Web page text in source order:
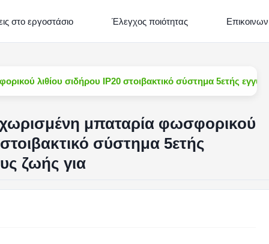
στο εργοστάσιο Έλεγχος ποιότητας
λιθίου σιδήρου IP20 στοιβακτικό σύστημα 5ετής
μπαταρία φωσφορικού
σύστημα 5ετής
ζωής για